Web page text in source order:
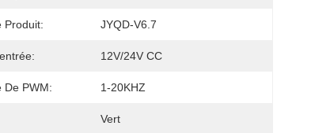
Produit: JYQD-V6.7
12V/24V CC
De PWM: 1-20KHZ
Vert